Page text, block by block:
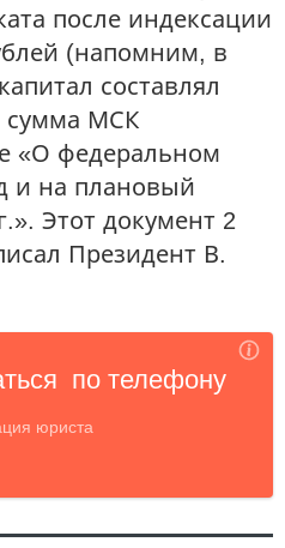
после индексации
(напомним, в
составлял
сумма МСК
«О федеральном
и на плановый
Этот документ 2
Президент В.